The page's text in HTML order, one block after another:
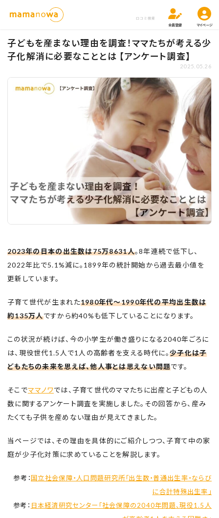
口コミ検索
会員登録
マイページ
子どもを産まない理由を調査！ママたちが考える少
子化解消に必要なこととは 【アンケート調査】
2025.05.26
2023年の日本の出生数は75万8631人。8年連続で低下し、
2022年比で5.1%減に。1899年の統計開始から過去最小値を
更新しています。
子育て世代が生まれた1980年代〜1990年代の平均出生数は
約135万人ですから約40%も低下していることになります。
この状況が続けば、今の小学生が働き盛りになる2040年ごろに
は、現役世代1.5人で1人の高齢者を支える時代に。少子化は子
どもたちの未来を思えば、他人事とは思えない問題です。
そこでママノワでは、子育て世代のママたちに出産と子どもの人
数に関するアンケート調査を実施しました。その回答から、産み
たくても子供を産めない理由が見えてきました。
当ページでは、その理由を具体的にご紹介しつつ、子育て中の家
庭が少子化対策に求めていることを解説します。
参考：国立社会保障・人口問題研究所「出生数・普通出生率・ならび
に合計特殊出生率」
参考： 日本経済研究センター「社会保障の2040年問題、現役1.5人